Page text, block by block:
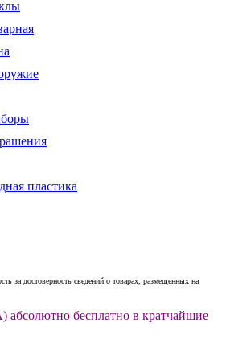
пластика
за достоверность сведений о товарах, размещенных на
бесплатно в кратчайшие